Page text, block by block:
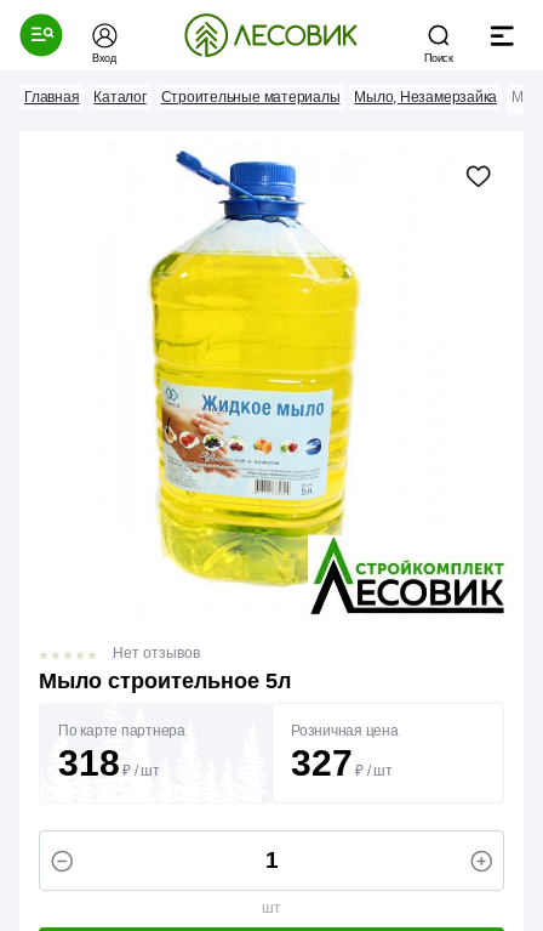
Вход Поиск
Главная Каталог Строительные материалы Мыло, Незамерзайка
Мыло строительное 5л
Нет отзывов
По карте партнера
318 ₽ / шт
Розничная цена
327 ₽ / шт
шт